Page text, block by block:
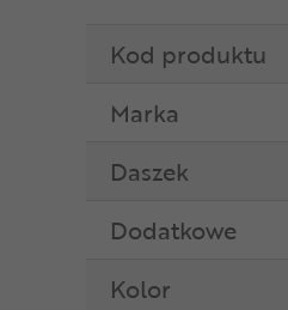
Kod produktu
Marka
Daszek
Dodatkowe
Kolor